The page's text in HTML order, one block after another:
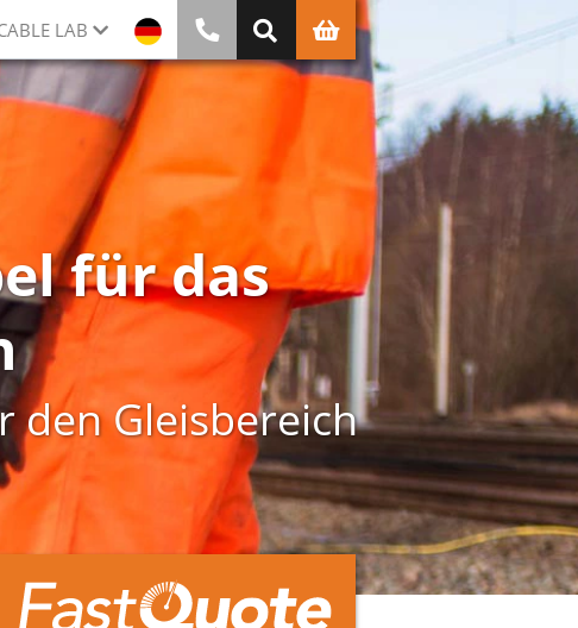
LAB
für das
den Gleisbereich